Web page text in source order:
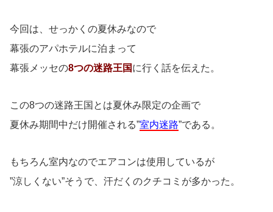
今回は、せっかくの夏休みなので
幕張のアパホテルに泊まって
幕張メッセの8つの迷路王国に行く話を伝えた。
この8つの迷路王国とは夏休み限定の企画で
夏休み期間中だけ開催される”室内迷路”である。
もちろん室内なのでエアコンは使用しているが
”涼しくない”そうで、汗だくのクチコミが多かった。